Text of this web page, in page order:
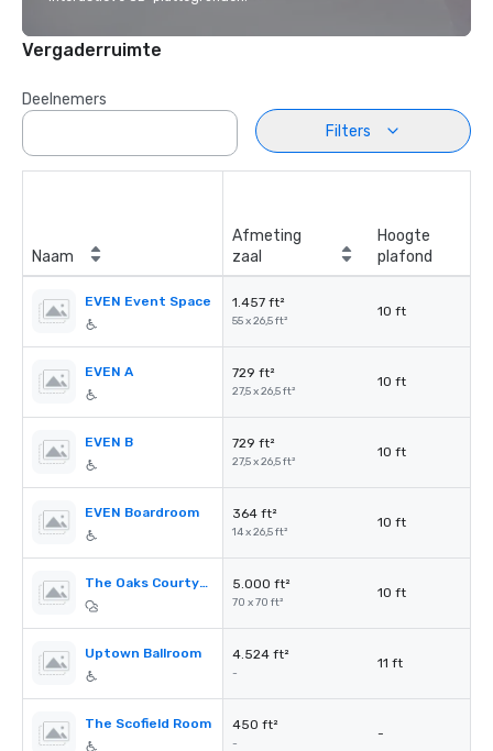
Vergaderruimte
Deelnemers
Filters
Naam
Afmeting
zaal
Hoogte
plafond
EVEN Event Space 1.457 ft²
55 x 26,5 ft²
10 ft
EVEN A 729 ft²
27,5 x 26,5 ft²
10 ft
EVEN B 729 ft²
27,5 x 26,5 ft²
10 ft
EVEN Boardroom 364 ft²
14 x 26,5 ft²
10 ft
The Oaks Courtyard 5.000 ft²
70 x 70 ft²
10 ft
Uptown Ballroom 4.524 ft²
-
11 ft
The Scofield Room 450 ft²
-
-